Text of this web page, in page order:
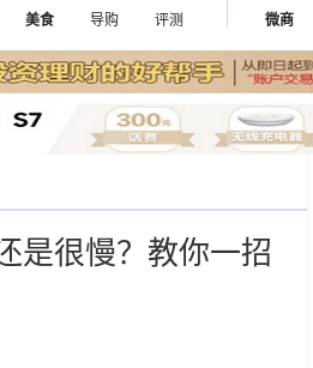
美食
导购 评测
微商
是很慢？教你一招